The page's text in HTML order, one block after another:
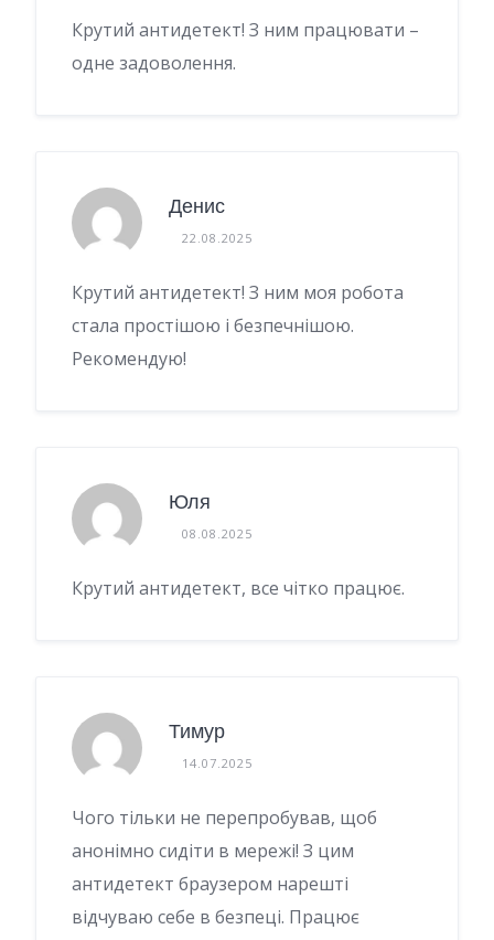
Крутий антидетект! З ним працювати –
одне задоволення.
Денис
22.08.2025
Крутий антидетект! З ним моя робота
стала простішою і безпечнішою.
Рекомендую!
Юля
08.08.2025
Крутий антидетект, все чітко працює.
Тимур
14.07.2025
Чого тільки не перепробував, щоб
анонімно сидіти в мережі! З цим
антидетект браузером нарешті
відчуваю себе в безпеці. Працює